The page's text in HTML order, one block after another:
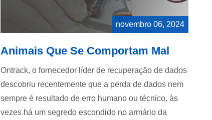
novembro 06, 2024
Animais Que Se Comportam Mal
Ontrack, o fornecedor líder de recuperação de dados
descobriu recentemente que a perda de dados nem
sempre é resultado de erro humano ou técnico, às
vezes há um segredo escondido no armário da